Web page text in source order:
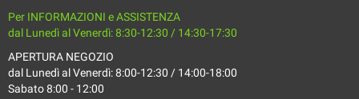
Per INFORMAZIONI e ASSISTENZA
dal Lunedì al Venerdì: 8:30-12:30 / 14:30-17:30
APERTURA NEGOZIO
dal Lunedì al Venerdì: 8:00-12:30 / 14:00-18:00
Sabato 8:00 - 12:00